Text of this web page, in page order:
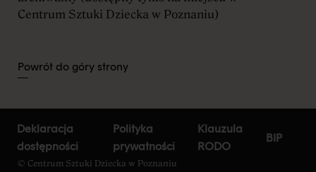
koordynatorka dostępności
Katarzyna Ślusarek
iod@rodo.pl
Centrum Sztuki Dziecka w Poznaniu)
Powrót do góry strony
© Centrum Sztuki Dziecka w Poznaniu
Deklaracja
dostępności
Polityka
prywatności
Klauzula
RODO
BIP